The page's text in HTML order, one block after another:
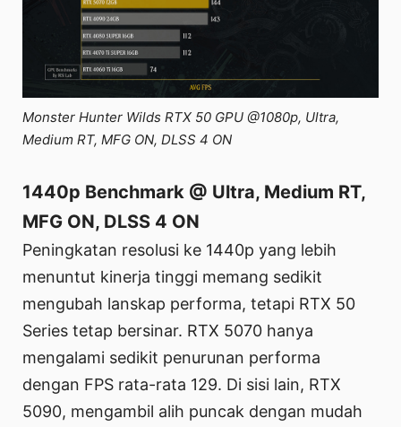
Monster Hunter Wilds RTX 50 GPU @1080p, Ultra,
Medium RT, MFG ON, DLSS 4 ON
1440p Benchmark @ Ultra, Medium RT,
MFG ON, DLSS 4 ON
Peningkatan resolusi ke 1440p yang lebih
menuntut kinerja tinggi memang sedikit
mengubah lanskap performa, tetapi RTX 50
Series tetap bersinar. RTX 5070 hanya
mengalami sedikit penurunan performa
dengan FPS rata-rata 129. Di sisi lain, RTX
5090, mengambil alih puncak dengan mudah